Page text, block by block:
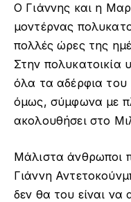
Ο Γιάννης και η
μοντέρνας
πολλές ώρες της
Στην πολυκατοικία
όλα τα αδέρφια του
όμως, σύμφωνα με
ακολουθήσει στο
Μάλιστα άνθρωποι
Γιάννη
δεν θα του είναι να